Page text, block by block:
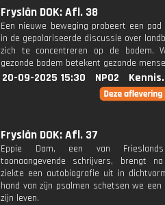
Fryslân DOK: Afl. 38
Een nieuwe beweging probeert een
in de gepolariseerde discussie over
zich te concentreren op de bodem.
gezonde bodem betekent gezonde
20-09-2025 15:30 NPO2
Fryslân DOK: Afl. 37
Eppie Dam, een van
toonaangevende schrijvers, brengt
ziekte een autobiografie uit in
hand van zijn psalmen schetsen we een
zijn leven.